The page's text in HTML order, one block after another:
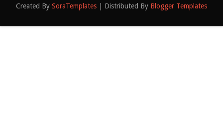
Created By SoraTemplates | Distributed By Blogger Templates